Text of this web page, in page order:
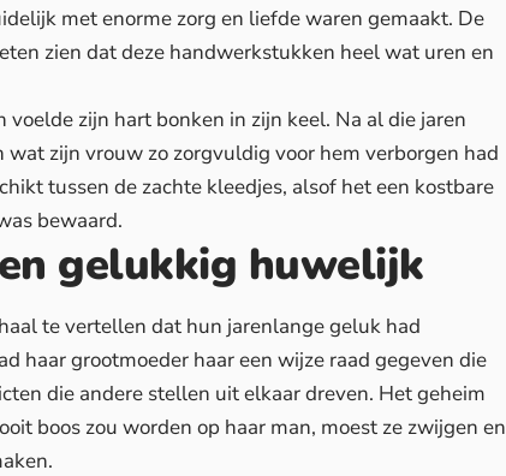
met enorme zorg en liefde waren gemaakt. De
zien dat deze handwerkstukken heel wat uren en
voelde zijn hart bonken in zijn keel. Na al die jaren
zijn vrouw zo zorgvuldig voor hem verborgen had
tussen de zachte kleedjes, alsof het een kostbare
bewaard.
gelukkig huwelijk
te vertellen dat hun jarenlange geluk had
haar grootmoeder haar een wijze raad gegeven die
die andere stellen uit elkaar dreven. Het geheim
boos zou worden op haar man, moest ze zwijgen en